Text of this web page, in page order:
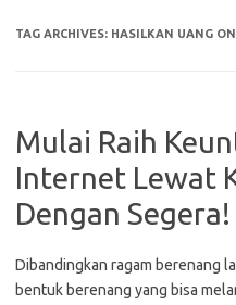
TAG ARCHIVES: HASILKAN UANG
Mulai Raih
Internet Lewat
Dengan Segera!
Dibandingkan ragam berenang
bentuk berenang yang bisa